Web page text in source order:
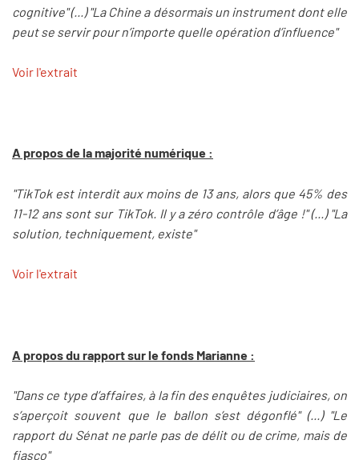
cognitive" (...) "La Chine a désormais un instrument dont elle
peut se servir pour n’importe quelle opération d’influence"
Voir l'extrait
A propos de la majorité numérique :
"TikTok est interdit aux moins de 13 ans, alors que 45% des
11-12 ans sont sur TikTok. Il y a zéro contrôle d’âge !" (...) "La
solution, techniquement, existe"
Voir l'extrait
A propos du rapport sur le fonds Marianne :
"Dans ce type d’affaires, à la fin des enquêtes judiciaires, on
s’aperçoit souvent que le ballon s’est dégonflé" (...) "Le
rapport du Sénat ne parle pas de délit ou de crime, mais de
fiasco"